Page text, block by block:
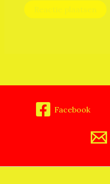
Facebook